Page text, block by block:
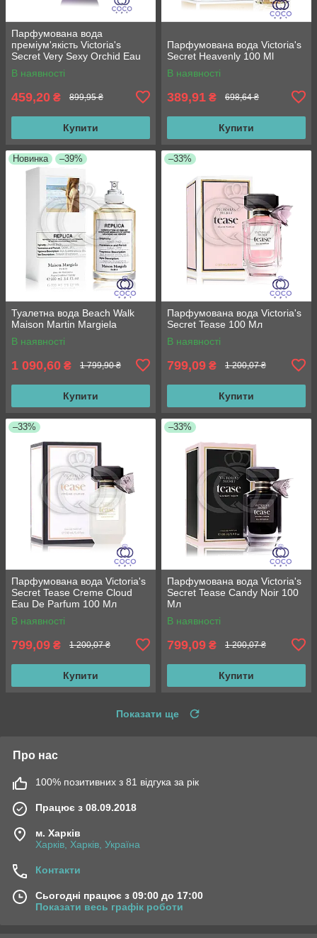
Парфумована вода
преміум'якість Victoria's
Secret Very Sexy Orchid Eau
de Parfum 100 Мл
В наявності
459,20 ₴ 899,95 ₴
Купити
Парфумована вода Victoria's
Secret Heavenly 100 Ml
В наявності
389,91 ₴ 698,64 ₴
Купити
Новинка –39%
Туалетна вода Beach Walk
Maison Martin Margiela
В наявності
1 090,60 ₴ 1 799,90 ₴
Купити
–33%
Парфумована вода Victoria's
Secret Tease 100 Мл
В наявності
799,09 ₴ 1 200,07 ₴
Купити
–33%
Парфумована вода Victoria's
Secret Tease Creme Cloud
Eau De Parfum 100 Мл
В наявності
799,09 ₴ 1 200,07 ₴
Купити
–33%
Парфумована вода Victoria's
Secret Tease Candy Noir 100
Мл
В наявності
799,09 ₴ 1 200,07 ₴
Купити
Показати ще
Про нас
100% позитивних з 81 відгука за рік
Працює з 08.09.2018
м. Харків
Харків, Харків, Україна
Контакти
Сьогодні працює з 09:00 до 17:00
Показати весь графік роботи